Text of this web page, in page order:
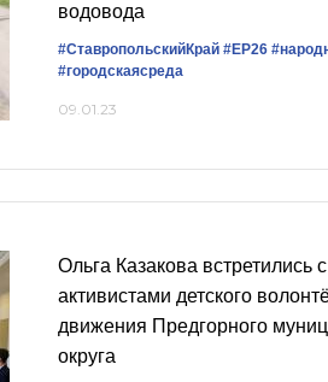
водовода
#СтавропольскийКрай #ЕР26
#городскаясреда
09.01.23
Ольга Казакова встретились с
активистами детского
движения Предгорного
округа